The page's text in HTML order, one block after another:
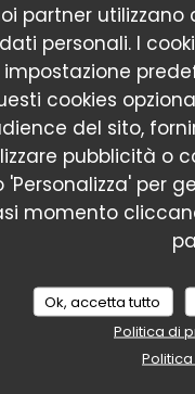
partner
personali. I
cookies
del sito,
pubblicità o
per
momento
Ok, accetta tutto
Politica di
di montagna e
di Carne
montagna, pomodori
spezie come una volta